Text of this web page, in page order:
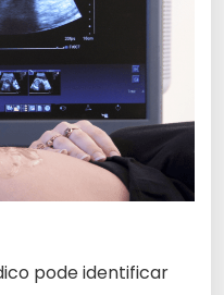
pode identificar